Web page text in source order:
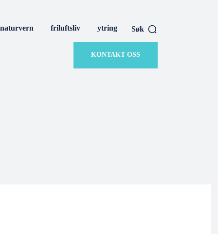
naturvern friluftsliv ytring Søk
KONTAKT OSS